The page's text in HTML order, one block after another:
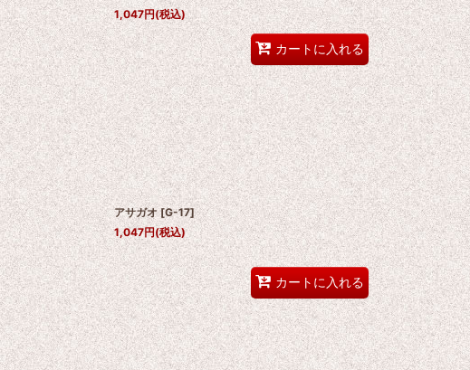
1,047円(税込)
カートに入れる
アサガオ [G-17]
1,047円(税込)
カートに入れる